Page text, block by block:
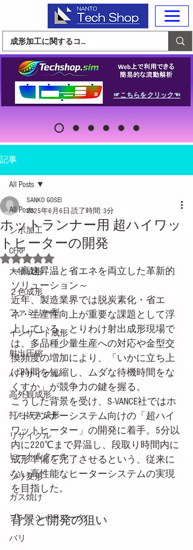
☞こちらをクリック☜
記事
All Posts
シボ加工
CFRP
大物成形
２色成形
ファミリー型
インサート成形
射出圧縮
ハイサイクル
高外観成形
打ち抜き成形
リサイクル
ヒート＆クール
ソリ変形
ガス焼け
プレッシャーマーク
バリ
All Posts
ホットランナー用 超ハイワッ
トヒーターの開発
SANKO GOSEI
2025年6月6日 読了時間: 3分
5つ星のうちNaNと評価されています。
～高速昇温と省エネを両立した革新的
ソリューション～
近年、製造業界では脱炭素化・省エ
ネ・生産性向上が重要な課題として浮
上している。とりわけ射出成形現場で
は、多品種少量生産への対応や金型交
換頻度の増加により、「いかに立ち上
げ時間を短縮し、ムダな待機時間をな
くすか」が競争力の鍵を握る。
こうした背景を受け、S-VANCE社ではホ
ットランナーシステム向けの「超ハイ
ワットヒーター」の開発に着手。5分以
内に220℃まで昇温し、段取り時間内に
成形準備を完了させるという、従来に
ない高性能なヒーターシステムの実現
を目指した。
背景と開発の狙い